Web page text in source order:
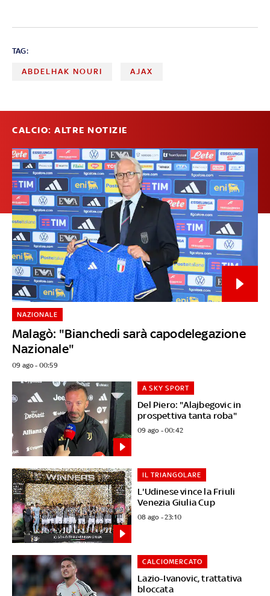
TAG:
ABDELHAK NOURI AJAX
CALCIO: ALTRE NOTIZIE
Malagò: "Bianchedi sarà capodelegazione
Nazionale"
NAZIONALE
09 ago - 00:59
Del Piero: "Alajbegovic in
prospettiva tanta roba"
A SKY SPORT
09 ago - 00:42
L'Udinese vince la Friuli
Venezia Giulia Cup
IL TRIANGOLARE
08 ago - 23:10
Lazio-Ivanovic, trattativa
bloccata
CALCIOMERCATO